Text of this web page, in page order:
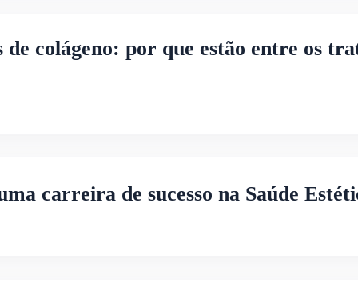
colágeno: por que estão entre os
carreira de sucesso na Saúde